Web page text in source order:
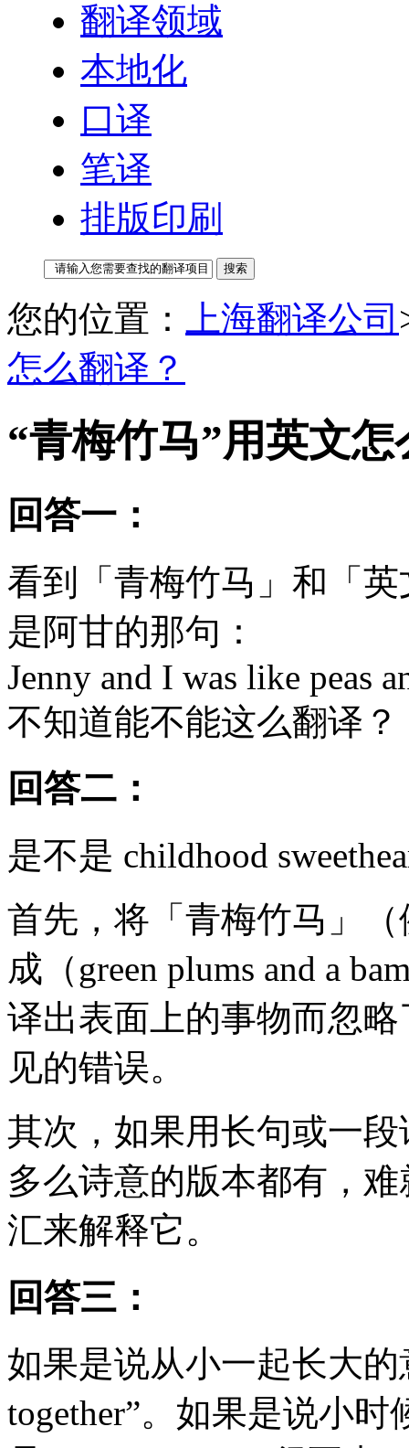
翻译领域
本地化
口译
笔译
排版印刷
您的位置： 上海翻译公司
怎么翻译？
“青梅竹马”用英文怎
回答一：
看到「青梅竹马」和「
是阿甘的那句：
Jenny and I was like peas
不知道能不能这么翻译？
回答二：
是不是 childhood
首先，将「青梅竹马」
成（green plums and a
译出表面上的事物而忽
见的错误。
其次，如果用长句或一
多么诗意的版本都有，
汇来解释它。
回答三：
如果是说从小一起长大的
together”。如果是说小